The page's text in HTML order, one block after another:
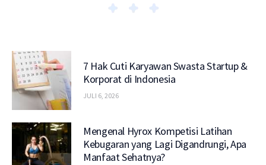
7 Hak Cuti Karyawan Swasta Startup &
Korporat di Indonesia
JULI 6, 2026
Mengenal Hyrox Kompetisi Latihan
Kebugaran yang Lagi Digandrungi, Apa
Manfaat Sehatnya?